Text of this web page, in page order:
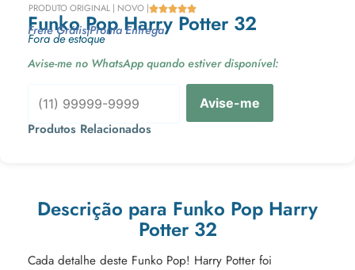
PRODUTO ORIGINAL | NOVO |
Funko Pop Harry Potter 32
Frete Grátis|Pronta Entrega
Fora de estoque
Avise-me no WhatsApp quando estiver disponível:
Avise-me
Produtos Relacionados
Descrição para Funko Pop Harry
Potter 32
Cada detalhe deste Funko Pop! Harry Potter foi